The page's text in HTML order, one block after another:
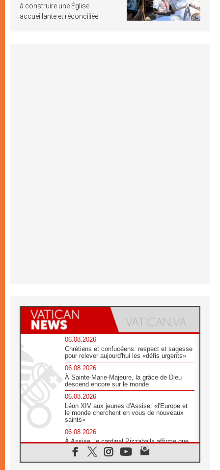
à construire une Église
accueillante et réconciliée
06.08.2026
Chrétiens et confucéens: respect et sagesse
pour relever aujourd'hui les «défis urgents»
06.08.2026
À Sainte-Marie-Majeure, la grâce de Dieu
descend encore sur le monde
06.08.2026
Léon XIV aux jeunes d'Assise: «l'Europe et
le monde cherchent en vous de nouveaux
saints»
06.08.2026
À Assise, le cardinal Pizzaballa affirme que
«les chrétiens veulent la paix»
06.08.2026